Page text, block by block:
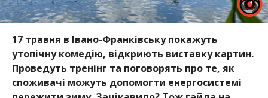
17 травня в Івано-Франківську покажуть
утопічну комедію, відкриють виставку картин.
Проведуть тренінг та поговорять про те, як
споживачі можуть допомогти енергосистемі